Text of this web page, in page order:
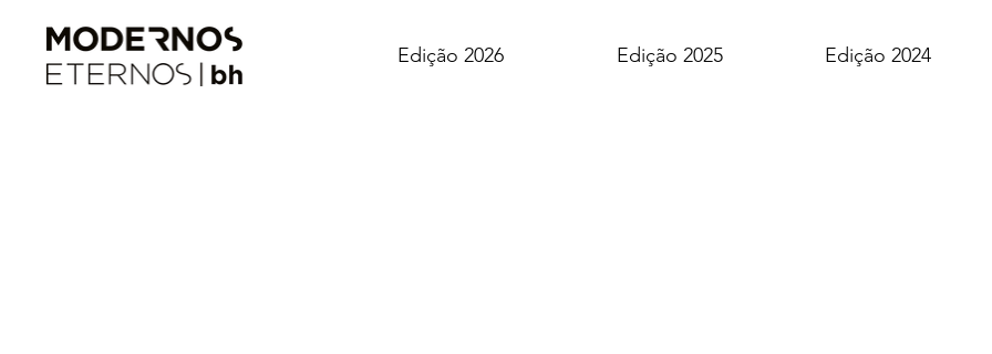
Edição 2026 Edição 2025 Edição 2024